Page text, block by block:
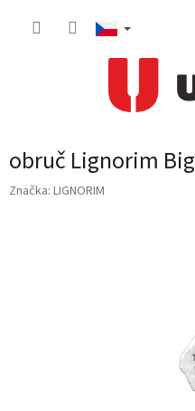
obruč Lignorim Big
Značka: LIGNORIM